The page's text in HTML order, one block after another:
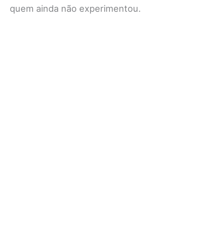
quem ainda não experimentou.